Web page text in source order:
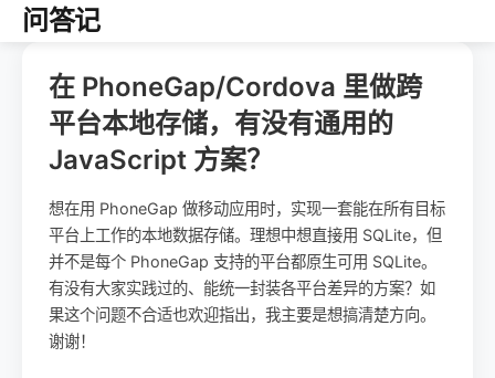
问答记
在 PhoneGap/Cordova 里做跨
平台本地存储，有没有通用的
JavaScript 方案？
想在用 PhoneGap 做移动应用时，实现一套能在所有目标
平台上工作的本地数据存储。理想中想直接用 SQLite，但
并不是每个 PhoneGap 支持的平台都原生可用 SQLite。
有没有大家实践过的、能统一封装各平台差异的方案？如
果这个问题不合适也欢迎指出，我主要是想搞清楚方向。
谢谢！